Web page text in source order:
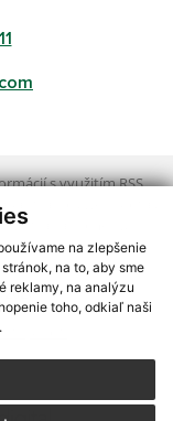
na zlepšenie
na to, aby sme
reklamy, na analýzu
toho, odkiaľ naši
s využitím RSS,
stránok
registrácia domény
prevádzkovateľ